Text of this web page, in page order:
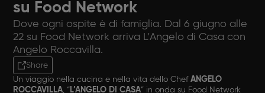
su Food Network
Dove ogni ospite è di famiglia. Dal 6 giugno alle
22 su Food Network arriva L'Angelo di Casa con
Angelo Roccavilla.
Share
Un viaggio nella cucina e nella vita dello Chef ANGELO
ROCCAVILLA, “ L’ANGELO DI CASA” in onda su Food Network